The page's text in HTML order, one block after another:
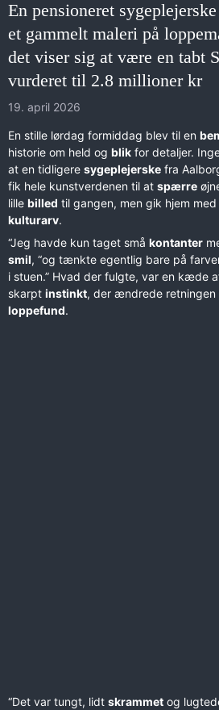
En pensioneret
et gammelt maleri på
det viser sig at være en tabt
vurderet til 2.8 millioner kr
19. april 2026
En stille lørdag formiddag blev til en
historie om held og blik for detaljer.
at en tidligere sygeplejerske fra
fik hele kunstverdenen til at spærre
lille billed til gangen, men gik hjem
kulturarv.
“Jeg havde kun taget små kontanter
smil, “og tænkte egentlig bare på
i stuen.” Hvad der fulgte, var en kæde
skarpt instinkt, der ændrede
loppefund.
“Det var tungt, lidt skrammet og